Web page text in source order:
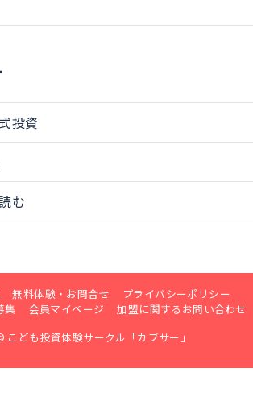
投資
む
無料体験・お問合せ
プライバシーポリシー
集
会員マイページ
加盟に関するお問い合わせ
こども投資体験サークル「カブサー」